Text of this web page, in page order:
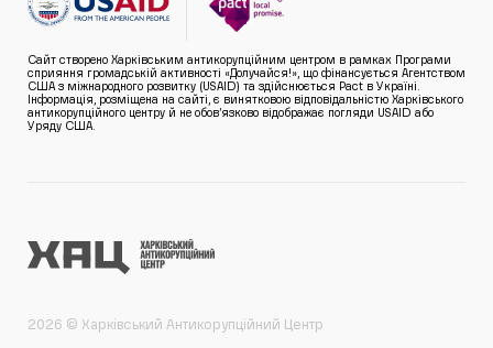
Сайт створено Харківським антикорупційним центром в рамках Програми
сприяння громадській активності «Долучайся!», що фінансується Агентством
США з міжнародного розвитку (USAID) та здійснюється Pact в Україні.
Інформація, розміщена на сайті, є винятковою відповідальністю Харківського
антикорупційного центру й не обов’язково відображає погляди USAID або
Уряду США.
2026 © Харківський Антикорупційний Центр